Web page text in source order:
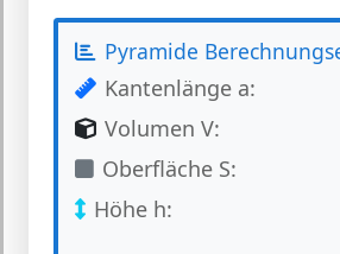
Pyramide
Kantenlänge a:
Volumen V:
Oberfläche S:
Höhe h: